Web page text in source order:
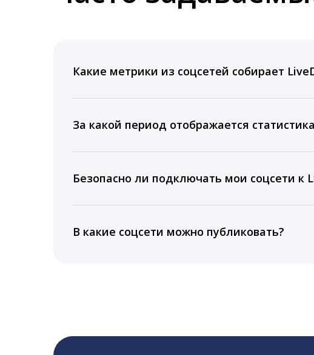
Какие метрики из соцсетей собирает
время для публикации, показываем лучшие
За какой период отображается
подключении тарифа Блогер. При оплате тарифа
5 лет.
Безопасно ли подключать мои соцсети к
информацию третьим лицам.
В какие соцсети можно публиковать?